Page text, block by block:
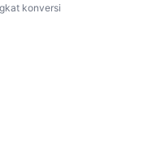
konversi